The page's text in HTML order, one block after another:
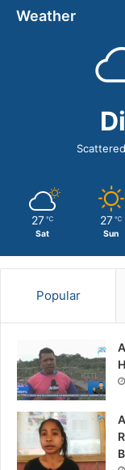
Weather
27 ℃
Sat
27 ℃
Sun
Popular